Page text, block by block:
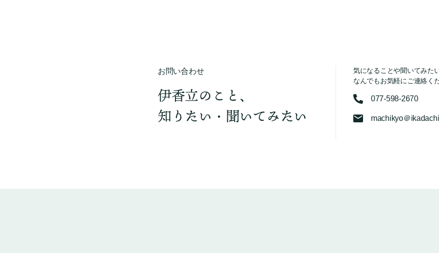
お問い合わせ
伊香立のこと、
知りたい・聞いてみたい
気になることや聞いてみた
なんでもお気軽にご連絡く
077-598-2670
machikyo＠